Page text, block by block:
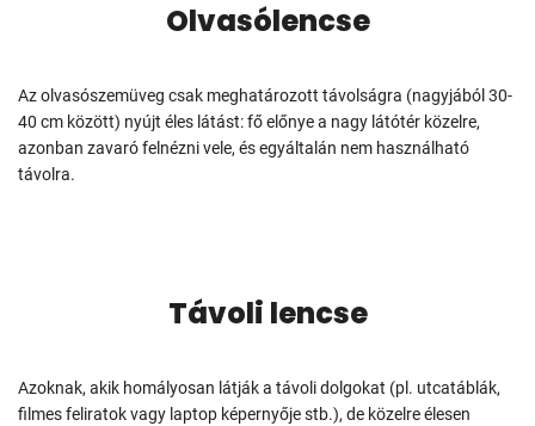
Olvasólencse
Az olvasószemüveg csak meghatározott távolságra (nagyjából 30-
40 cm között) nyújt éles látást: fő előnye a nagy látótér közelre,
azonban zavaró felnézni vele, és egyáltalán nem használható
távolra.
Távoli lencse
Azoknak, akik homályosan látják a távoli dolgokat (pl. utcatáblák,
filmes feliratok vagy laptop képernyője stb.), de közelre élesen